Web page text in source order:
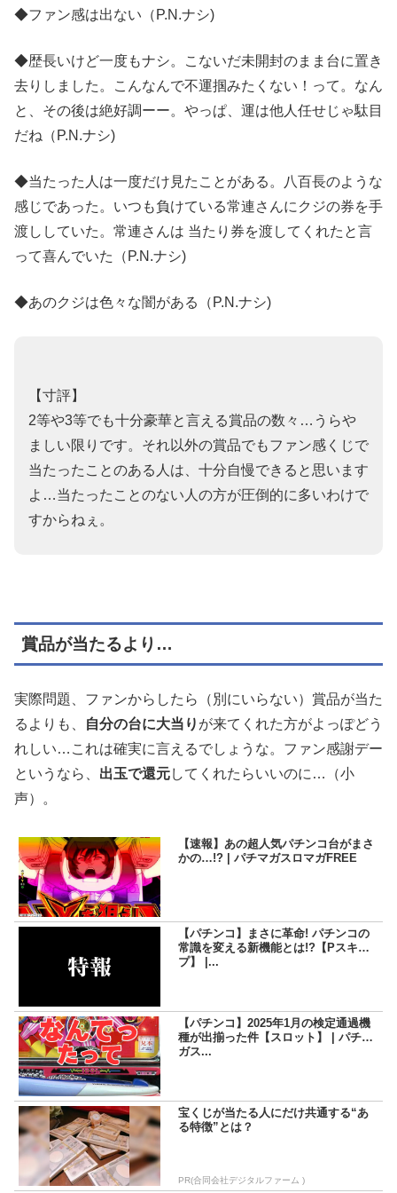
◆ファン感は出ない（P.N.ナシ)
◆歴長いけど一度もナシ。こないだ未開封のまま台に置き
去りしました。こんなんで不運掴みたくない！って。なん
と、その後は絶好調ーー。やっぱ、運は他人任せじゃ駄目
だね（P.N.ナシ)
◆当たった人は一度だけ見たことがある。八百長のような
感じであった。いつも負けている常連さんにクジの券を手
渡ししていた。常連さんは 当たり券を渡してくれたと言
って喜んでいた（P.N.ナシ)
◆あのクジは色々な闇がある（P.N.ナシ)
【寸評】
2等や3等でも十分豪華と言える賞品の数々…うらや
ましい限りです。それ以外の賞品でもファン感くじで
当たったことのある人は、十分自慢できると思います
よ…当たったことのない人の方が圧倒的に多いわけで
すからねぇ。
賞品が当たるより…
実際問題、ファンからしたら（別にいらない）賞品が当た
るよりも、
自分の台に大当り が来てくれた方がよっぽどう
れしい…これは確実に言えるでしょうな。ファン感謝デー
というなら、 出玉で還元してくれたらいいのに…（小
声）。
【速報】あの超人気パチンコ台がまさ
かの…!? | パチマガスロマガFREE
【パチンコ】まさに革命! パチンコの
常識を変える新機能とは!?【Pスキッ
プ】 |...
【パチンコ】2025年1月の検定通過機
種が出揃った件【スロット】 | パチマ
ガス...
宝くじが当たる人にだけ共通する“あ
る特徴”とは？
PR(合同会社デジタルファーム )